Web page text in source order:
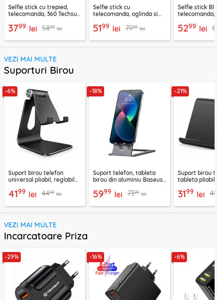
Selfie stick cu trepied,
telecomanda, 360 Techsuit
3799 lei 5899 lei
Selfie stick cu
telecomanda, oglinda si
5199 lei 7999 lei
Selfie stick
telecomanda,
5299 lei
VEZI MAI MULTE
Suporturi Birou
-6%
Suport birou telefon
universal pliabil, reglabil
negru
4199 lei 4499 lei
-18%
Suport telefon, tableta
birou din aluminiu Baseus,
5999 lei 7399 lei
-21%
Suport birou
tableta pliabil
3199 lei
VEZI MAI MULTE
Incarcatoare Priza
-29% -16% -6%